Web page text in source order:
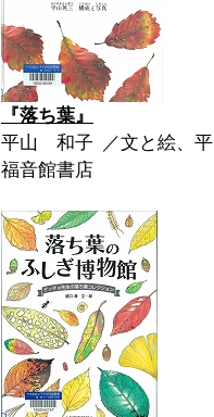
『落ち葉』
平山 和子 ／文と絵、平
福音館書店